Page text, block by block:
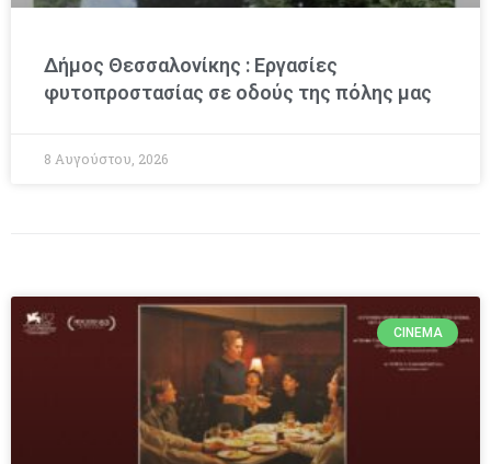
Δήμος Θεσσαλονίκης : Εργασίες
φυτοπροστασίας σε οδούς της πόλης μας
8 Αυγούστου, 2026
CINEMA